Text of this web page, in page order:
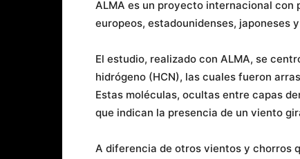
ALMA es un proyecto internacional
europeos, estadounidenses, japoneses
El estudio, realizado con ALMA, se
hidrógeno (HCN), las cuales fueron
Estas moléculas, ocultas entre capas
que indican la presencia de un viento
A diferencia de otros vientos y chorros